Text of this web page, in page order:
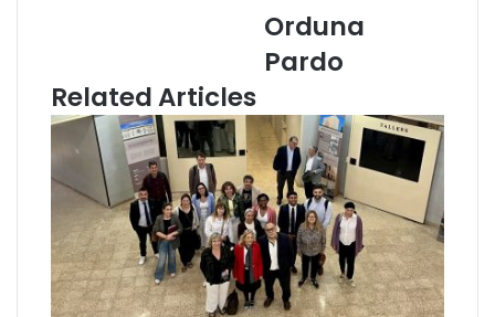
l
i
e
s
a
n
y
e
s
s
ó
d
e
l
a
n
o
v
a
Orduna
Pardo
Related Articles